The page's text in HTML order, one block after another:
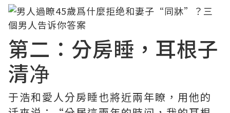
​第二：分房睡，耳根子
清净
于浩和愛人分房睡也將近兩年瞭，用他的